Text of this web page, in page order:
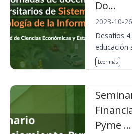
Do...
2023-10-
Desafíos
educación
Leer más
Pyme ...